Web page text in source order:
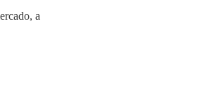
a